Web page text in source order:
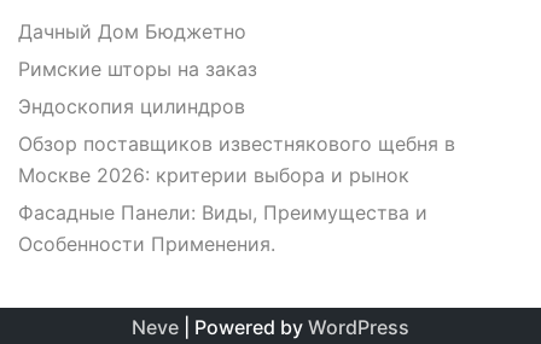
Дачный Дом Бюджетно
Римские шторы на заказ
Эндоскопия цилиндров
Обзор поставщиков известнякового щебня в
Москве 2026: критерии выбора и рынок
Фасадные Панели: Виды, Преимущества и
Особенности Применения.
Neve | Powered by WordPress